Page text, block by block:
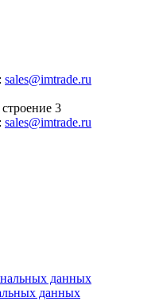
sales@imtrade.ru
3
sales@imtrade.ru
данных
данных